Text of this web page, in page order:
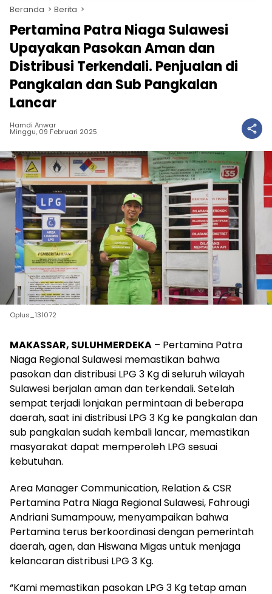
Beranda Berita
Pertamina Patra Niaga Sulawesi
Upayakan Pasokan Aman dan
Distribusi Terkendali. Penjualan di
Pangkalan dan Sub Pangkalan
Lancar
Hamdi Anwar
Minggu, 09 Februari 2025
Oplus_131072
MAKASSAR, SULUHMERDEKA – Pertamina Patra
Niaga Regional Sulawesi memastikan bahwa
pasokan dan distribusi LPG 3 Kg di seluruh wilayah
Sulawesi berjalan aman dan terkendali. Setelah
sempat terjadi lonjakan permintaan di beberapa
daerah, saat ini distribusi LPG 3 Kg ke pangkalan dan
sub pangkalan sudah kembali lancar, memastikan
masyarakat dapat memperoleh LPG sesuai
kebutuhan.
Area Manager Communication, Relation & CSR
Pertamina Patra Niaga Regional Sulawesi, Fahrougi
Andriani Sumampouw, menyampaikan bahwa
Pertamina terus berkoordinasi dengan pemerintah
daerah, agen, dan Hiswana Migas untuk menjaga
kelancaran distribusi LPG 3 Kg.
“Kami memastikan pasokan LPG 3 Kg tetap aman